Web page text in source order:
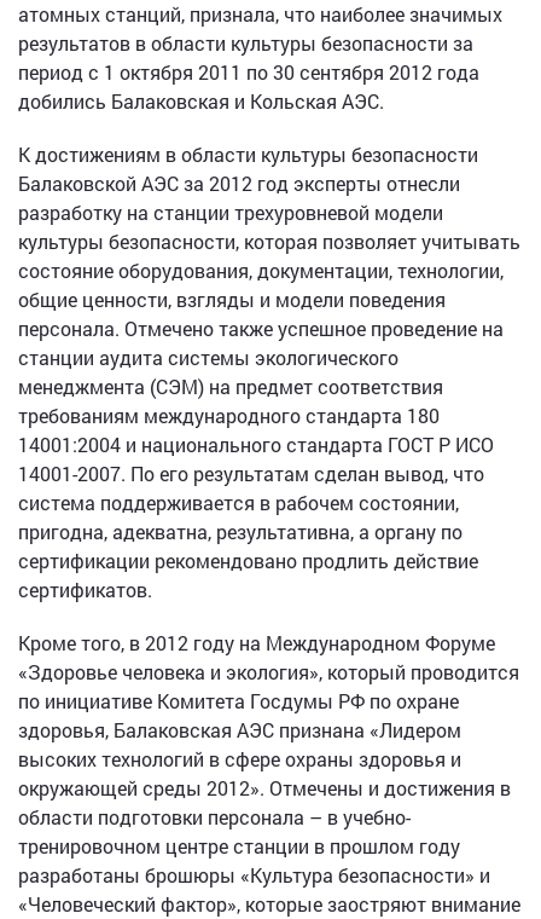
атомных станций, признала, что наиболее значимых
результатов в области культуры безопасности за
период с 1 октября 2011 по 30 сентября 2012 года
добились Балаковская и Кольская АЭС.
К достижениям в области культуры безопасности
Балаковской АЭС за 2012 год эксперты отнесли
разработку на станции трехуровневой модели
культуры безопасности, которая позволяет учитывать
состояние оборудования, документации, технологии,
общие ценности, взгляды и модели поведения
персонала. Отмечено также успешное проведение на
станции аудита системы экологического
менеджмента (СЭМ) на предмет соответствия
требованиям международного стандарта 180
14001:2004 и национального стандарта ГОСТ Р ИСО
14001-2007. По его результатам сделан вывод, что
система поддерживается в рабочем состоянии,
пригодна, адекватна, результативна, а органу по
сертификации рекомендовано продлить действие
сертификатов.
Кроме того, в 2012 году на Международном Форуме
«Здоровье человека и экология», который проводится
по инициативе Комитета Госдумы РФ по охране
здоровья, Балаковская АЭС признана «Лидером
высоких технологий в сфере охраны здоровья и
окружающей среды 2012». Отмечены и достижения в
области подготовки персонала – в учебно-
тренировочном центре станции в прошлом году
разработаны брошюры «Культура безопасности» и
«Человеческий фактор», которые заостряют внимание